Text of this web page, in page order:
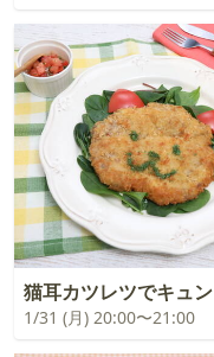
猫耳カツレツでキュン
1/31 (月) 20:00〜21:00